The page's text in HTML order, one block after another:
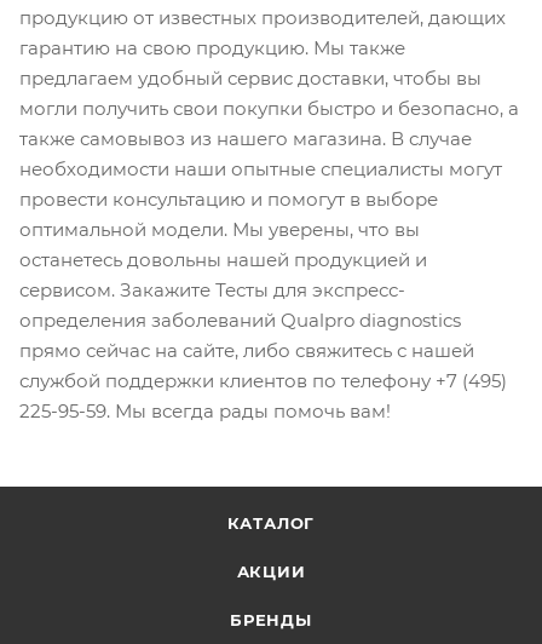
продукцию от известных производителей, дающих
гарантию на свою продукцию. Мы также
предлагаем удобный сервис доставки, чтобы вы
могли получить свои покупки быстро и безопасно, а
также самовывоз из нашего магазина. В случае
необходимости наши опытные специалисты могут
провести консультацию и помогут в выборе
оптимальной модели. Мы уверены, что вы
останетесь довольны нашей продукцией и
сервисом. Закажите Тесты для экспресс-
определения заболеваний Qualpro diagnostics
прямо сейчас на сайте, либо свяжитесь с нашей
службой поддержки клиентов по телефону +7 (495)
225-95-59. Мы всегда рады помочь вам!
КАТАЛОГ
АКЦИИ
БРЕНДЫ